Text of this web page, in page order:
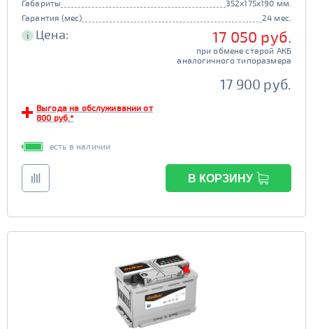
Габариты
352x175x190 мм.
Гарантия (мес)
24 мес.
i Цена: 17 050 руб.
при обмене старой АКБ
аналогичного типоразмера
17 900 руб.
Выгода на обслуживании от
800 руб.*
есть в наличии
В КОРЗИНУ